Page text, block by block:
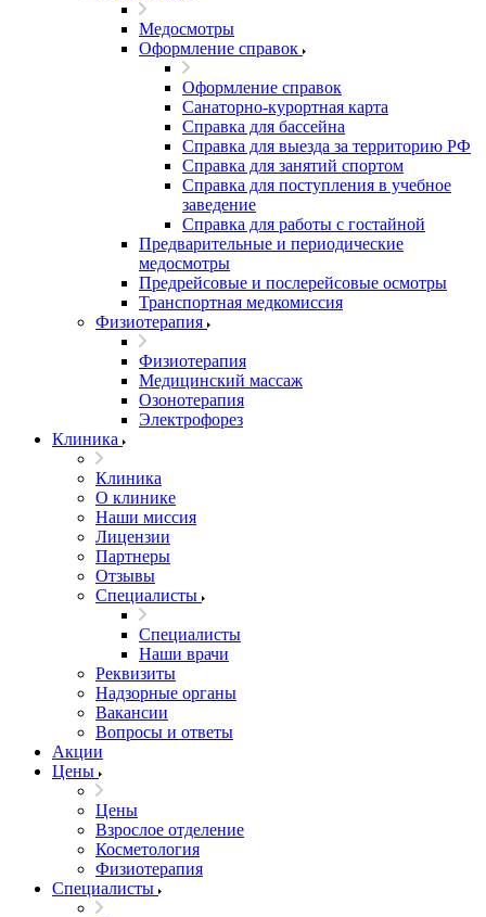
Медосмотры
Оформление справок
Оформление справок
Санаторно-курортная карта
Справка для бассейна
Справка для выезда за территорию РФ
Справка для занятий спортом
Справка для поступления в учебное
заведение
Справка для работы с гостайной
Предварительные и периодические
медосмотры
Предрейсовые и послерейсовые осмотры
Транспортная медкомиссия
Физиотерапия
Физиотерапия
Медицинский массаж
Озонотерапия
Электрофорез
Клиника
Клиника
О клинике
Наши миссия
Лицензии
Партнеры
Отзывы
Специалисты
Специалисты
Наши врачи
Реквизиты
Надзорные органы
Вакансии
Вопросы и ответы
Акции
Цены
Цены
Взрослое отделение
Косметология
Физиотерапия
Специалисты